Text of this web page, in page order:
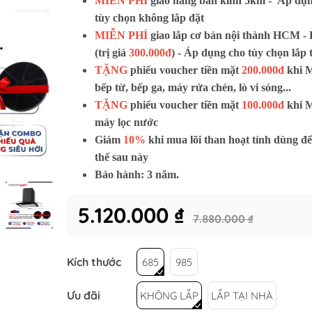
Tủ rượu KAFF
Gia dụng KAFF
JG
JG
JUNGER
Bếp điện từ BOSCH
Tủ lạnh BOSCH
Máy rửa chén
Vòi rửa chén bát
Phụ kiện tủ bếp
gia
gia
Tủ rượu nhỏ
Tủ rượu lớn
Máy giặt
Máy giặt sấy kết
Bản lề & ray bi
Chân tủ tăng chỉnh
Phụ kiện mộc khác
tùy chọn không lắp đặt
MIỄN PHÍ giao lắp cơ bản nội thành HCM -
(trị giá 300.000đ) - Áp dụng cho tùy chọn lắp
TẶNGphiếu voucher tiền mặt 200.000đkhi
bếp từ, bếp ga, máy rửa chén, lò vi sóng...
TẶNGphiếu voucher tiền mặt 100.000đkhi
máy lọc nước
Giảm 10% khi mua lõi than hoạt tính dùng
thế sau này
Bảo hành: 3 năm.
5.120.000 ₫ 7.880.000 ₫
Kích thước 685 985
Ưu đãi KHÔNG LẮP LẮP TẠI NHÀ